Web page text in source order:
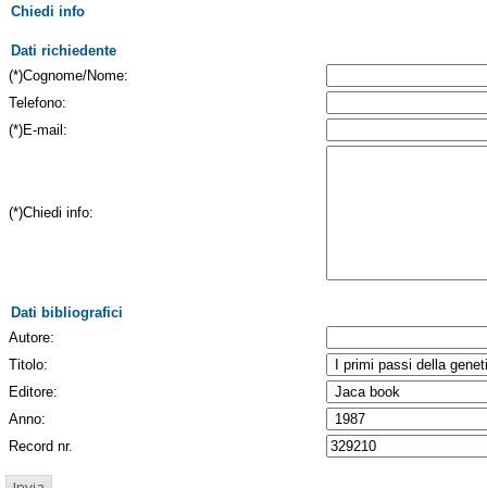
Chiedi info
Dati richiedente
(*)Cognome/Nome:
Telefono:
(*)E-mail:
(*)Chiedi info:
Dati bibliografici
Autore:
Titolo:
Editore:
Anno:
Record nr.